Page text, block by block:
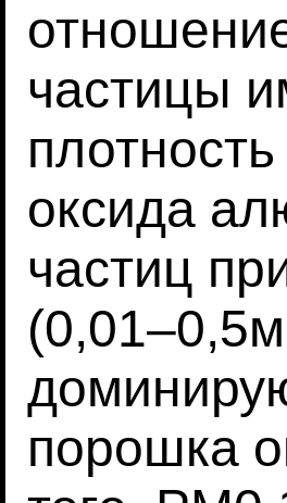
частицы
оксида
частиц
порошка